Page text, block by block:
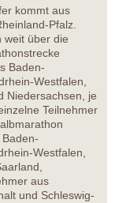
kommt aus
Pfalz.
weit über die
Baden-
Westfalen,
Niedersachsen, je
Teilnehmer
Westfalen,
aus
und Schleswig-